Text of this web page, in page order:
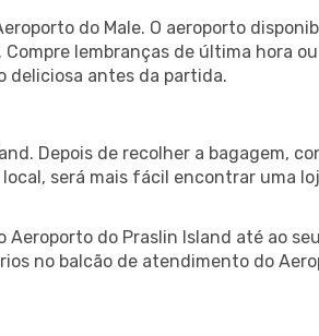
do Male. O aeroporto
lembranças de última hora
deliciosa antes da partida.
Depois de recolher a bagagem,
será mais fácil encontrar uma
do Praslin Island até ao
no balcão de atendimento do